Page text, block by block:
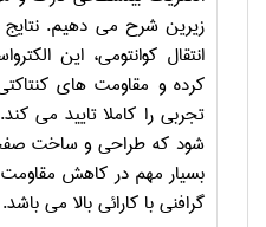
زیرین شرح می دهیم.
انتقال کوانتومی، این
کرده و مقاومت های
تجربی را کاملا تایید می
شود که طراحی و ساخت
بسیار مهم در کاهش مقاومت
گرافنی با کارائی بالا می باشد.